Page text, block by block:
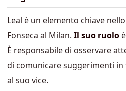
Leal è un elemento chiave
Fonseca al Milan. Il suo ruolo
È responsabile di osservare
di comunicare suggerimenti
al suo vice.